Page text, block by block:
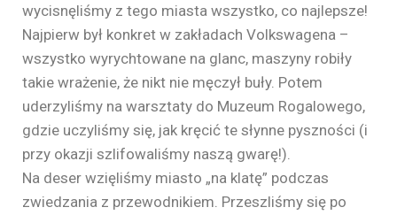
wycisnęliśmy z tego miasta wszystko, co najlepsze!
Najpierw był konkret w zakładach Volkswagena –
wszystko wyrychtowane na glanc, maszyny robiły
takie wrażenie, że nikt nie męczył buły. Potem
uderzyliśmy na warsztaty do Muzeum Rogalowego,
gdzie uczyliśmy się, jak kręcić te słynne pyszności (i
przy okazji szlifowaliśmy naszą gwarę!).
Na deser wzięliśmy miasto „na klatę” podczas
zwiedzania z przewodnikiem. Przeszliśmy się po